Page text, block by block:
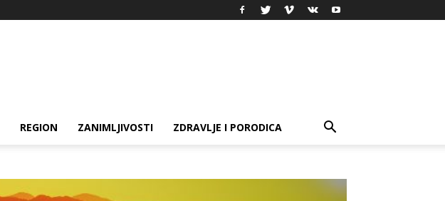
REGION ZANIMLJIVOSTI ZDRAVLJE I PORODICA